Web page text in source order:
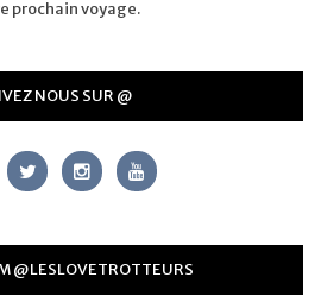
prochain voyage.
NOUS SUR @
@LESLOVETROTTEURS